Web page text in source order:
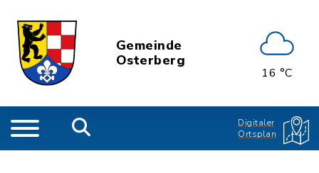
Gemeinde
Osterberg
16 °C
Digitaler
Ortsplan